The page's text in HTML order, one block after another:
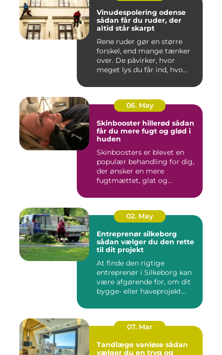
Vinudespolering odense
sådan får du ruder, der
altid står skarpt
Rene ruder gør en større
forskel, end mange tænker
over. De påvirker, hvor
meget lys du får ind, hvo...
06. May
Skinbooster hillerød sådan
får du mere fugt og glød i
huden
Skinboosters er blevet en
populær behandling for dig,
der ønsker en mere
fugtmættet, glat og
02. May
Entreprenør silkeborg
sådan vælger du den rette
til dit projekt
At finde den rigtige
entreprenør i Silkeborg kan
være afgørende for, om dit
bygge- eller haveprojekt...
07. Mar
Tandlæge vanløse sådan
vælger du en tryg og